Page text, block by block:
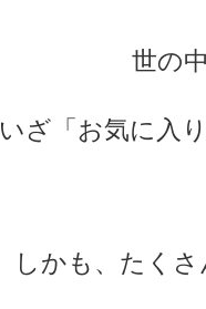
世の
いざ「お気に入
しかも、たく